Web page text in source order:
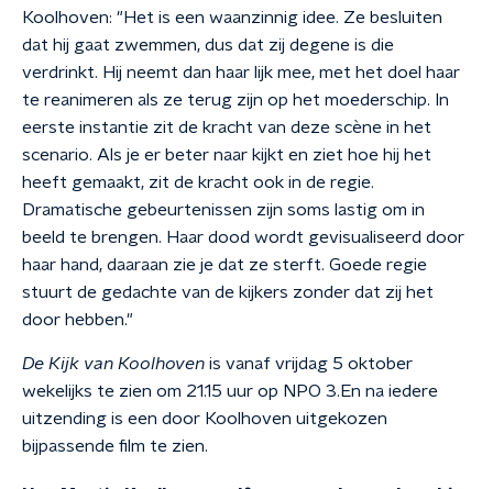
Koolhoven: "Het is een waanzinnig idee. Ze besluiten
dat hij gaat zwemmen, dus dat zij degene is die
verdrinkt. Hij neemt dan haar lijk mee, met het doel haar
te reanimeren als ze terug zijn op het moederschip. In
eerste instantie zit de kracht van deze scène in het
scenario. Als je er beter naar kijkt en ziet hoe hij het
heeft gemaakt, zit de kracht ook in de regie.
Dramatische gebeurtenissen zijn soms lastig om in
beeld te brengen. Haar dood wordt gevisualiseerd door
haar hand, daaraan zie je dat ze sterft. Goede regie
stuurt de gedachte van de kijkers zonder dat zij het
door hebben."
De Kijk van Koolhoven is vanaf vrijdag 5 oktober
wekelijks te zien om 21.15 uur op NPO 3. En na iedere
uitzending is een door Koolhoven uitgekozen
bijpassende film te zien.